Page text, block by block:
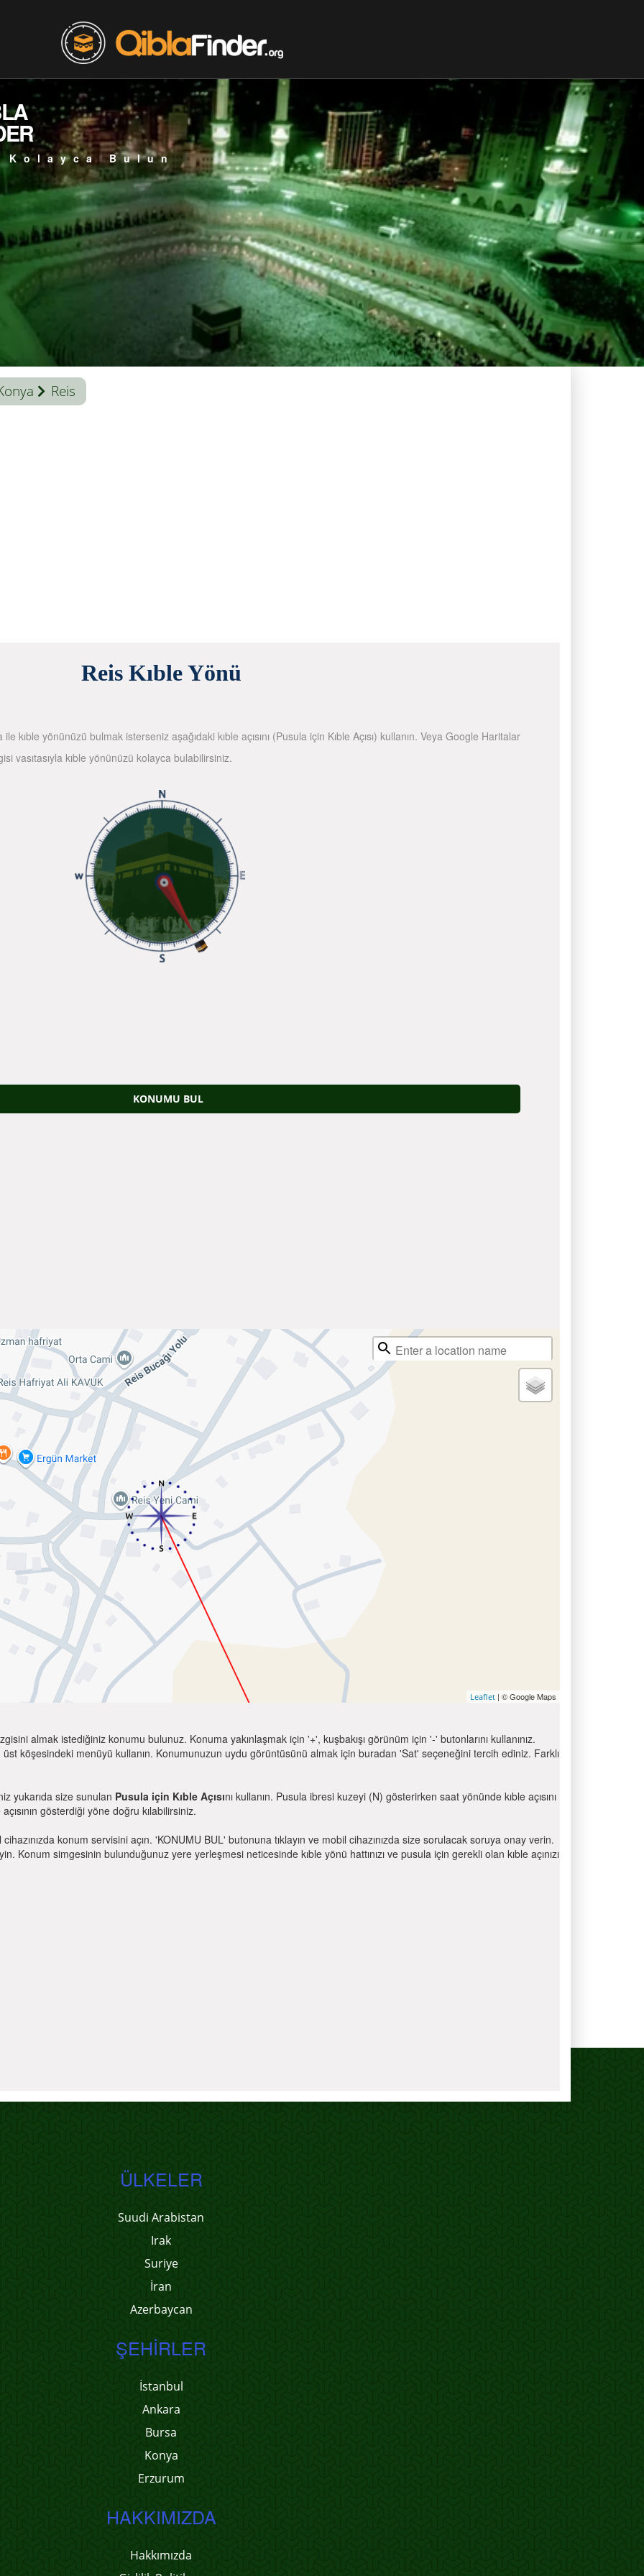
Kolayca Bulun
Reis
Reis Kıble Yönü
kıble yönünüzü bulmak isterseniz aşağıdaki kıble açısını (Pusula için Kıble Açısı) kullanın. Veya Google Haritalar
vasıtasıyla kıble yönünüzü kolayca bulabilirsiniz.
KONUMU BUL
Leaflet | © Google Maps
almak istediğiniz konumu bulunuz. Konuma yakınlaşmak için '+', kuşbakışı görünüm için '-' butonlarını kullanınız.
köşesindeki menüyü kullanın. Konumunuzun uydu görüntüsünü almak için buradan 'Sat' seçeneğini tercih ediniz. Farklı
yukarıda size sunulan Pusula için Kıble Açısını kullanın. Pusula ibresi kuzeyi (N) gösterirken saat yönünde kıble açısını
açısının gösterdiği yöne doğru kılabilirsiniz.
konum servisini açın. 'KONUMU BUL' butonuna tıklayın ve mobil cihazınızda size sorulacak soruya onay verin.
Konum simgesinin bulunduğunuz yere yerleşmesi neticesinde kıble yönü hattınızı ve pusula için gerekli olan kıble açınızı
ÜLKELER
Suudi Arabistan
Irak
Suriye
İran
Azerbaycan
ŞEHIRLER
İstanbul
Ankara
Bursa
Konya
Erzurum
HAKKIMIZDA
Hakkımızda